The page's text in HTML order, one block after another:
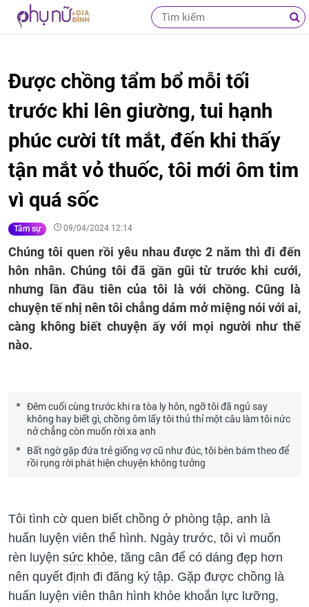
Được chồng tẩm bổ mỗi tối
trước khi lên giường, tui hạnh
phúc cười tít mắt, đến khi thấy
tận mắt vỏ thuốc, tôi mới ôm tim
vì quá sốc
Tâm sự 09/04/2024 12:14
Chúng tôi quen rồi yêu nhau được 2 năm thì đi đến
hôn nhân. Chúng tôi đã gần gũi từ trước khi cưới,
nhưng lần đầu tiên của tôi là với chồng. Cũng là
chuyện tế nhị nên tôi chẳng dám mở miệng nói với ai,
càng không biết chuyện ấy với mọi người như thế
nào.
Đêm cuối cùng trước khi ra tòa ly hôn, ngỡ tôi đã ngủ say
không hay biết gì, chồng ôm lấy tôi thủ thỉ một câu làm tôi nức
nở chẳng còn muốn rời xa anh
Bất ngờ gặp đứa trẻ giống vợ cũ như đúc, tôi bèn bám theo để
rồi rụng rời phát hiện chuyện không tưởng
Tôi tình cờ quen biết chồng ở phòng tập, anh là
huấn luyện viên thể hình. Ngày trước, tôi vì muốn
rèn luyện sức khỏe, tăng cân để có dáng đẹp hơn
nên quyết định đi đăng ký tập. Gặp được chồng là
huấn luyện viên thân hình khỏe khoắn lực lưỡng,